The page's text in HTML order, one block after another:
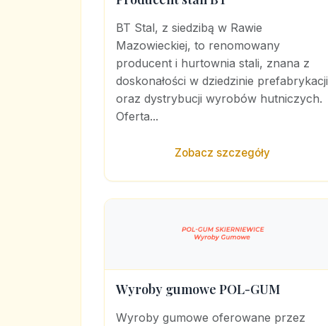
BT Stal, z siedzibą w Rawie
Mazowieckiej, to renomowany
producent i hurtownia stali, znana z
doskonałości w dziedzinie prefabrykacji
oraz dystrybucji wyrobów hutniczych.
Oferta...
Zobacz szczegóły
Wyroby gumowe POL-GUM
Wyroby gumowe oferowane przez